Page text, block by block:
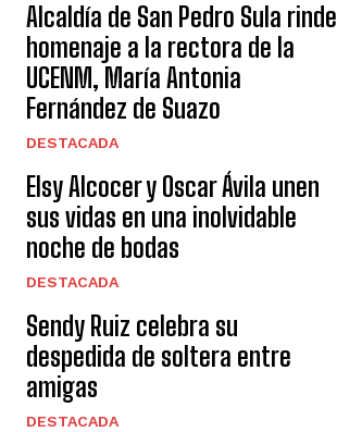
Alcaldía de San Pedro Sula rinde
homenaje a la rectora de la
UCENM, María Antonia
Fernández de Suazo
DESTACADA
Elsy Alcocer y Oscar Ávila unen
sus vidas en una inolvidable
noche de bodas
DESTACADA
Sendy Ruiz celebra su
despedida de soltera entre
amigas
DESTACADA